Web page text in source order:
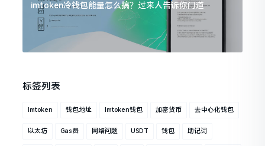
imtoken冷钱包能量怎么搞？过来人告诉你门道
标签列表
Imtoken 钱包地址 Imtoken钱包 加密货币 去中心化钱包
以太坊 Gas费 网络问题 USDT 钱包 助记词